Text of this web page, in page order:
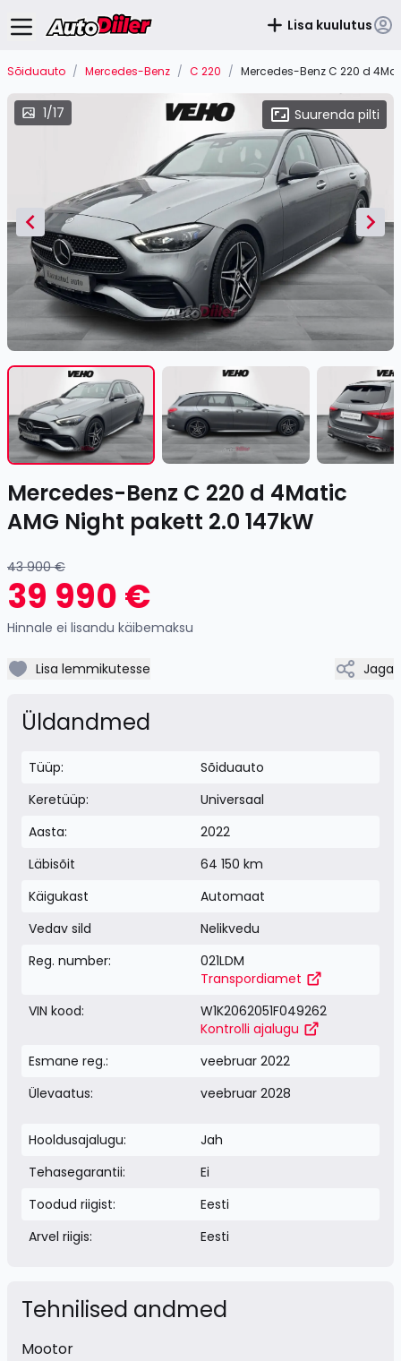
Lisa kuulutus
Sõiduauto / Mercedes-Benz / C 220 / Mercedes-Benz C 220 d
1/17 Suurenda pilti
Item
17
1
of
Mercedes-Benz C 220 d 4Matic
AMG Night pakett 2.0 147kW
43 900 €
39 990 €
Hinnale ei lisandu käibemaksu
Lisa lemmikutesse Jaga
Üldandmed
Tüüp:
Sõiduauto
Keretüüp:
Universaal
Aasta:
2022
Läbisõit
64 150 km
Käigukast
Automaat
Vedav sild
Nelikvedu
Reg. number:
021LDM
Transpordiamet
VIN kood:
W1K2062051F049262
Kontrolli ajalugu
Esmane reg.:
veebruar 2022
Ülevaatus:
veebruar 2028
Hooldusajalugu:
Jah
Tehasegarantii:
Ei
Toodud riigist:
Eesti
Arvel riigis:
Eesti
Tehnilised andmed
Mootor